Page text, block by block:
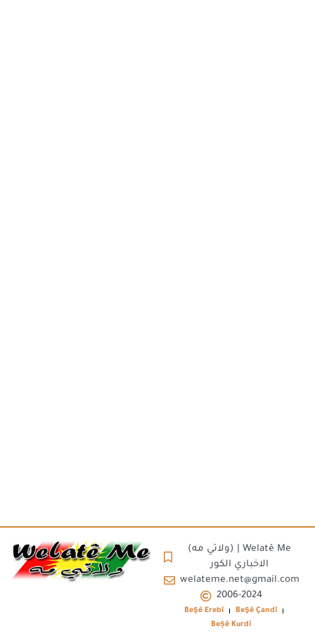
(ولاتي مه) | Welatê Me
الاخباري الكور
welateme.net@gmail.com
2006-2024
Beşê Erebî
Beşê Çandî
Beșê Kurdî